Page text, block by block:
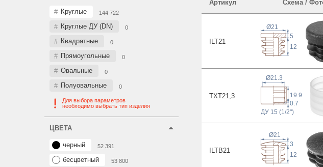
Круглые 144 722
Круглые ДУ (DN) 0
Квадратные 0
Прямоугольные 0
Овальные 0
Полуовальные 0
Для выбора параметров
необходимо выбрать тип изделия
ЦВЕТА
черный 52 391
бесцветный 53 800
Артикул Схема /
ILT21
5
12
Ø21
TXT21 ,3
19.9
0.7
ДУ 15 (1/2")
Ø21.3
ILTB21
Ø21
12
3